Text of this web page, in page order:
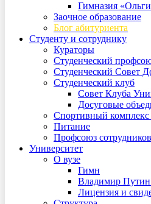
Гимназия
Заочное образование
Блог абитуриента
Студенту и сотруднику
Кураторы
Студенческий
Студенческий Совет
Студенческий клуб
Совет Клуба
Досуговые
Спортивный комплекс
Питание
Профсоюз сотрудников
Университет
О вузе
Гимн
Владимир
Лицензия и